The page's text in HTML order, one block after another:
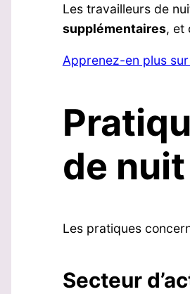
Les travailleurs de
supplémentaires, et
Apprenez-en plus
de nuit
Les pratiques
Secteur